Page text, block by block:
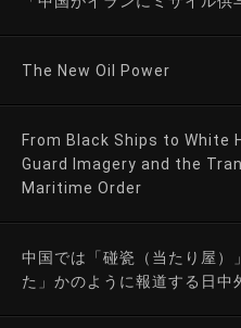
The New Oil Power
From Black Ships to White
Guard Imagery and the
Maritime Order
中国では「碰瓷（当たり屋
た」かのように報道する日中